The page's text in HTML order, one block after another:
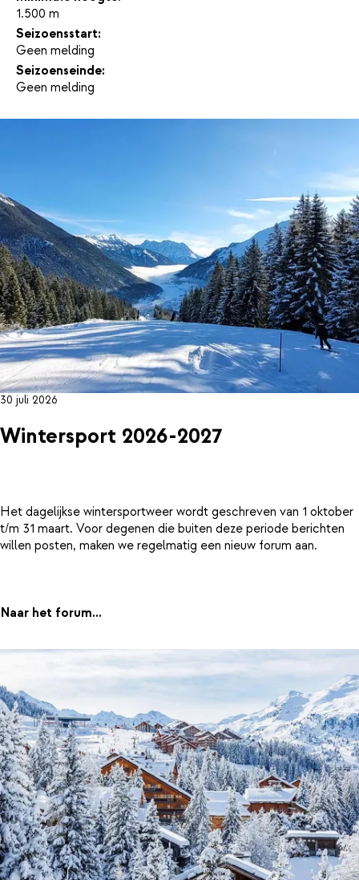
1.500 m
Seizoensstart:
Geen melding
Seizoenseinde:
Geen melding
30 juli 2026
Wintersport 2026-2027
Het dagelijkse wintersportweer wordt geschreven van 1 oktober
t/m 31 maart. Voor degenen die buiten deze periode berichten
willen posten, maken we regelmatig een nieuw forum aan.
Naar het forum...